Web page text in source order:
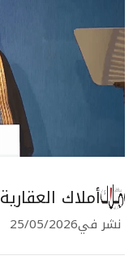
أملاك العقارية
نشر في25/05/2026